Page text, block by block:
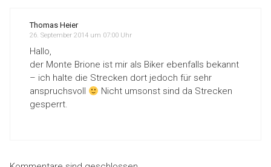
Thomas Heier
26. September 2014 um 07:00 Uhr
Hallo,
der Monte Brione ist mir als Biker ebenfalls bekannt
– ich halte die Strecken dort jedoch für sehr
anspruchsvoll
Nicht umsonst sind da Strecken
gesperrt.